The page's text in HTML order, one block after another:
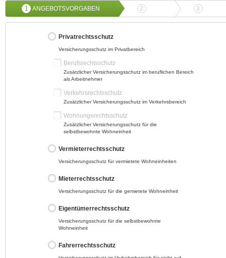
1 ANGEBOTSVORGABEN 2 ANGEBOTSVERGLEICH
3
Privatrechtsschutz
Versicherungsschutz im Privatbereich
Berufsrechtsschutz
Zusätzlicher Versicherungsschutz im beruflichen Bereich
als Arbeitnehmer
Verkehrsrechtsschutz
Zusätzlicher Versicherungsschutz im Verkehrsbereich
Wohnungsrechtsschutz
Zusätzlicher Versicherungsschutz für die
selbstbewohnte Wohneinheit
Vermieterrechtsschutz
Versicherungsschutz für vermietete Wohneinheiten
Mieterrechtsschutz
Versicherungsschutz für die gemietete Wohneinheit
Eigentümerrechtsschutz
Versicherungsschutz für die selbstbewohnte
Wohneinheit
Fahrerrechtsschutz